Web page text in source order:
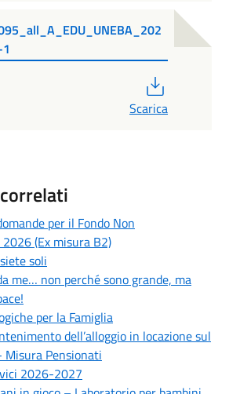
Scarica
per il Fondo Non
(Ex misura B2)
soli
me… non perché sono grande, ma
per la Famiglia
dell’alloggio in locazione sul
Pensionati
2026-2027